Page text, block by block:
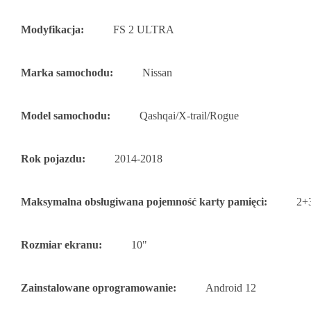
Modyfikacja: FS 2 ULTRA
Marka samochodu: Nissan
Model samochodu: Qashqai/X-trail/Rogue
Rok pojazdu: 2014-2018
Maksymalna obsługiwana pojemność karty pamięci:
Rozmiar ekranu: 10"
Zainstalowane oprogramowanie: Android 12